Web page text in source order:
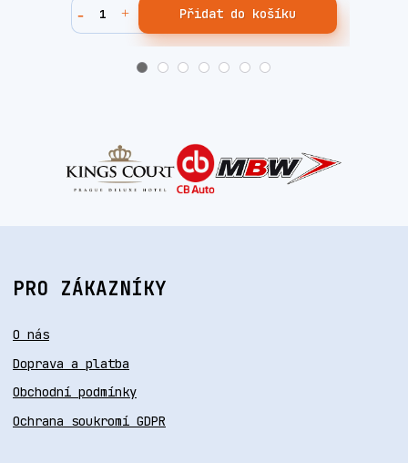
Přidat do košíku
PRO ZÁKAZNÍKY
O nás
Doprava a platba
Obchodní podmínky
Ochrana soukromí GDPR